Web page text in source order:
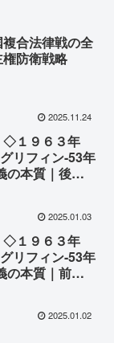
複合法律戦の全
防衛戦略
2025.11.24
◇１９６３年
リフィン-53年
の本質｜後編
2025.01.03
◇１９６３年
リフィン-53年
の本質｜前編
2025.01.02